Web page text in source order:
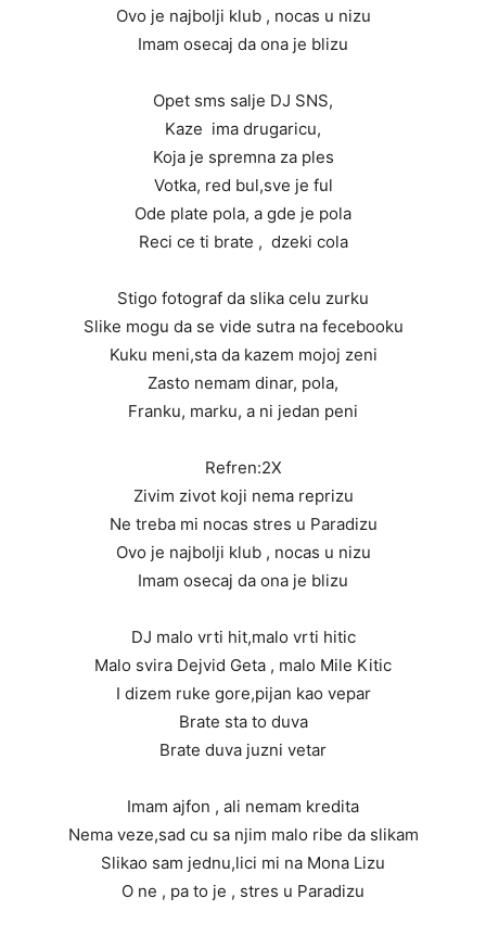
Ovo je najbolji klub , nocas u nizu
Imam osecaj da ona je blizu
Opet sms salje DJ SNS,
Kaze ima drugaricu,
Koja je spremna za ples
Votka, red bul,sve je ful
Ode plate pola, a gde je pola
Reci ce ti brate , dzeki cola
Stigo fotograf da slika celu zurku
Slike mogu da se vide sutra na fecebooku
Kuku meni,sta da kazem mojoj zeni
Zasto nemam dinar, pola,
Franku, marku, a ni jedan peni
Refren:2X
Zivim zivot koji nema reprizu
Ne treba mi nocas stres u Paradizu
Ovo je najbolji klub , nocas u nizu
Imam osecaj da ona je blizu
DJ malo vrti hit,malo vrti hitic
Malo svira Dejvid Geta , malo Mile Kitic
I dizem ruke gore,pijan kao vepar
Brate sta to duva
Brate duva juzni vetar
Imam ajfon , ali nemam kredita
Nema veze,sad cu sa njim malo ribe da slikam
Slikao sam jednu,lici mi na Mona Lizu
O ne , pa to je , stres u Paradizu